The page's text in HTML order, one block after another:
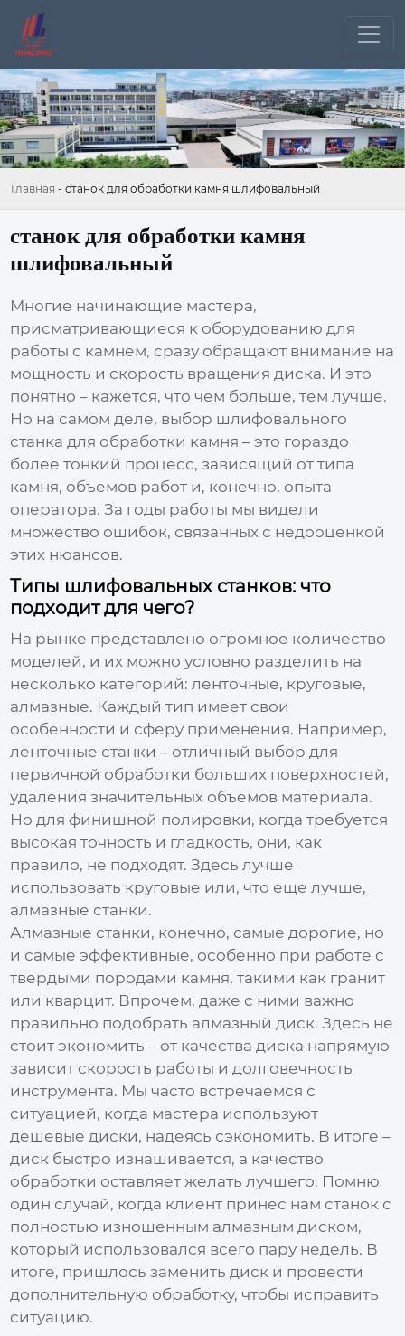
Главная - станок для обработки камня шлифовальный
станок для обработки камня
шлифовальный
Многие начинающие мастера,
присматривающиеся к оборудованию для
работы с камнем, сразу обращают внимание на
мощность и скорость вращения диска. И это
понятно – кажется, что чем больше, тем лучше.
Но на самом деле, выбор шлифовального
станка для обработки камня – это гораздо
более тонкий процесс, зависящий от типа
камня, объемов работ и, конечно, опыта
оператора. За годы работы мы видели
множество ошибок, связанных с недооценкой
этих нюансов.
Типы шлифовальных станков: что
подходит для чего?
На рынке представлено огромное количество
моделей, и их можно условно разделить на
несколько категорий: ленточные, круговые,
алмазные. Каждый тип имеет свои
особенности и сферу применения. Например,
ленточные станки – отличный выбор для
первичной обработки больших поверхностей,
удаления значительных объемов материала.
Но для финишной полировки, когда требуется
высокая точность и гладкость, они, как
правило, не подходят. Здесь лучше
использовать круговые или, что еще лучше,
алмазные станки.
Алмазные станки, конечно, самые дорогие, но
и самые эффективные, особенно при работе с
твердыми породами камня, такими как гранит
или кварцит. Впрочем, даже с ними важно
правильно подобрать алмазный диск. Здесь не
стоит экономить – от качества диска напрямую
зависит скорость работы и долговечность
инструмента. Мы часто встречаемся с
ситуацией, когда мастера используют
дешевые диски, надеясь сэкономить. В итоге –
диск быстро изнашивается, а качество
обработки оставляет желать лучшего. Помню
один случай, когда клиент принес нам станок с
полностью изношенным алмазным диском,
который использовался всего пару недель. В
итоге, пришлось заменить диск и провести
дополнительную обработку, чтобы исправить
ситуацию.